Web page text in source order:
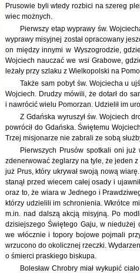
Prusowie byli wtedy rozbici na szereg
wiec możnych.
Pierwszy etap wyprawy św.
wyprawy misyjnej został opracowany
on między innymi w Wyszogrodzie,
Wojciech nauczać we wsi Grabowe,
leżały przy szlaku z Wielkopolski na
Także sam pobyt św. Wojciecha u
Wojciech. Drudzy mówili, że dotarł do
i nawrócić wielu Pomorzan. Udzielił im
Z Gdańska wyruszył św. Wojciech
powrócił do Gdańska. Świętemu
Trzej misjonarze nie zabrali ze sobą
Pierwszych Prusów spotkali oni już
zdenerwować żeglarzy na tyle, że jeden
już Prus, który ukrywał swoją nową
stanął przed wiecem całej osady i
oraz to, że wiara w Jednego i
którzy udzielili im schronienia. Wkrótce
m.in. nad dalszą akcją misyjną. Po
dzisiejszego Świętego Gaju, w niedużej
we włócznie i topory bojowe pojmali
wrzucono do okolicznej rzeczki.
o śmierci praskiego biskupa.
Bolesław Chrobry miał wykupić